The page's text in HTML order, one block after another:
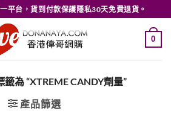
平台，貨到付款保護隱私30天免費退貨。
0
籤為 “XTREME CANDY劑量”
產品篩選